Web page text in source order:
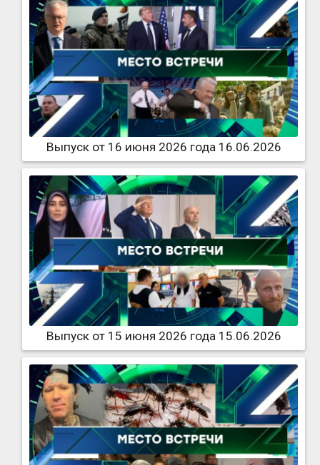
Выпуск от 16 июня 2026 года 16.06.2026
Выпуск от 15 июня 2026 года 15.06.2026